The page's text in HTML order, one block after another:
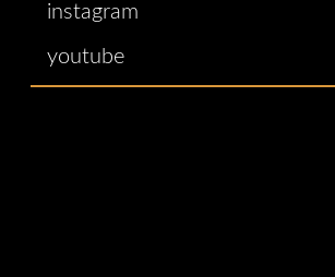
instagram
youtube